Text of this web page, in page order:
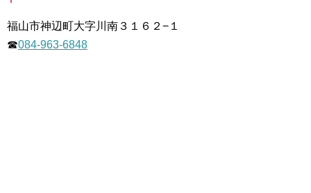
福山市神辺町大字川南３１６２−１
☎084-963-6848